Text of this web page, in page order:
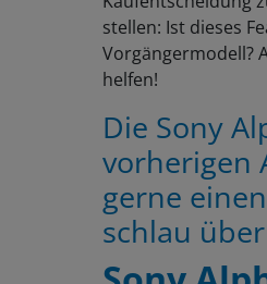
stellen: Ist dieses
Vorgängermodell?
helfen!
Die Sony
vorherigen
gerne
schlau